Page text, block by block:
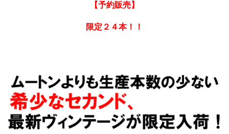
【予約販売】
限定２４本！！